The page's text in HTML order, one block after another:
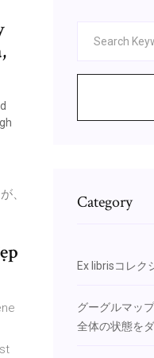
、
Category
Ex librisコレク
グーグルマッ
全体の状態を